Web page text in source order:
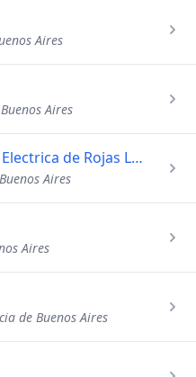
Aires
Aires
Cooperativa de Luz y Fuerza Electrica de Rojas Ltda - Clyfer
Aires
Aires
de Buenos Aires